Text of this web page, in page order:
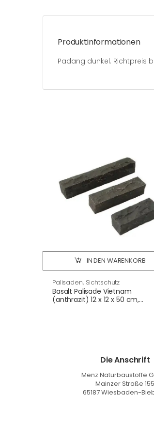
Produktinformationen
Padang dunkel. Richtpreis
IN DEN WARENKORB
Palisaden, Sichtschutz
Basalt Palisade Vietnam
(anthrazit) 12 x 12 x 50 cm,
Die Anschrift
Menz Naturbaustoffe
Mainzer Straße 155
65187 Wiesbaden-